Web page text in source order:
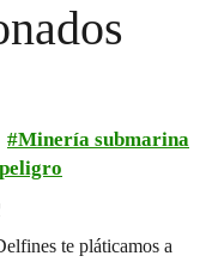
Minería submarina
te pláticamos a